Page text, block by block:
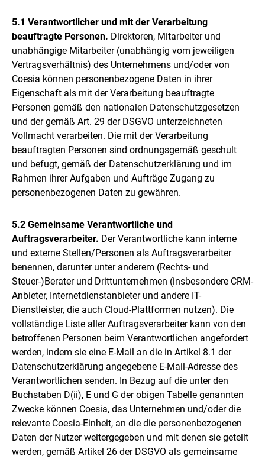
5.1 Verantwortlicher und mit der Verarbeitung
beauftragte Personen. Direktoren, Mitarbeiter und
unabhängige Mitarbeiter (unabhängig vom jeweiligen
Vertragsverhältnis) des Unternehmens und/oder von
Coesia können personenbezogene Daten in ihrer
Eigenschaft als mit der Verarbeitung beauftragte
Personen gemäß den nationalen Datenschutzgesetzen
und der gemäß Art. 29 der DSGVO unterzeichneten
Vollmacht verarbeiten. Die mit der Verarbeitung
beauftragten Personen sind ordnungsgemäß geschult
und befugt, gemäß der Datenschutzerklärung und im
Rahmen ihrer Aufgaben und Aufträge Zugang zu
personenbezogenen Daten zu gewähren.
5.2 Gemeinsame Verantwortliche und
Auftragsverarbeiter. Der Verantwortliche kann interne
und externe Stellen/Personen als Auftragsverarbeiter
benennen, darunter unter anderem (Rechts- und
Steuer-)Berater und Drittunternehmen (insbesondere CRM-
Anbieter, Internetdienstanbieter und andere IT-
Dienstleister, die auch Cloud-Plattformen nutzen). Die
vollständige Liste aller Auftragsverarbeiter kann von den
betroffenen Personen beim Verantwortlichen angefordert
werden, indem sie eine E-Mail an die in Artikel 8.1 der
Datenschutzerklärung angegebene E-Mail-Adresse des
Verantwortlichen senden. In Bezug auf die unter den
Buchstaben D(ii), E und G der obigen Tabelle genannten
Zwecke können Coesia, das Unternehmen und/oder die
relevante Coesia-Einheit, an die die personenbezogenen
Daten der Nutzer weitergegeben und mit denen sie geteilt
werden, gemäß Artikel 26 der DSGVO als gemeinsame